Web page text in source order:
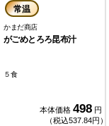
常温
かまだ商店
がごめとろろ昆布汁
５食
本体価格 498 円
（税込537.84円）